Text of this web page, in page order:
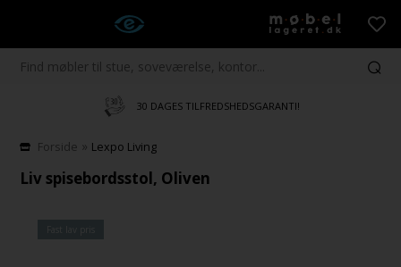
30 DAGES TILFREDSHEDSGARANTI!
Forside » Lexpo Living
Liv spisebordsstol, Oliven